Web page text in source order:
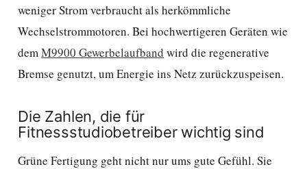
weniger Strom verbraucht als herkömmliche
Wechselstrommotoren. Bei hochwertigeren Geräten wie
demM9900 Gewerbelaufband wird die regenerative
Bremse genutzt, um Energie ins Netz zurückzuspeisen.
Die Zahlen, die für
Fitnessstudiobetreiber wichtig sind
Grüne Fertigung geht nicht nur ums gute Gefühl. Sie